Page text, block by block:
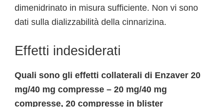
dimenidrinato in misura sufficiente. Non vi sono
dati sulla dializzabilità della cinnarizina.
Effetti indesiderati
Quali sono gli effetti collaterali di Enzaver 20
mg/40 mg compresse – 20 mg/40 mg
compresse, 20 compresse in blister